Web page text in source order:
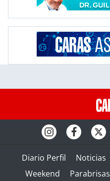
Diario Perfil Noticias
Weekend
Parabrisas